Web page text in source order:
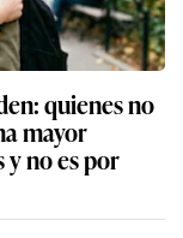
quienes no
mayor
y no es por